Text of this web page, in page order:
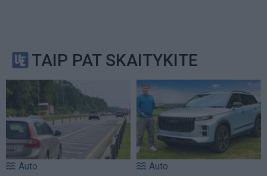
TAIP PAT SKAITYKITE
Auto Auto